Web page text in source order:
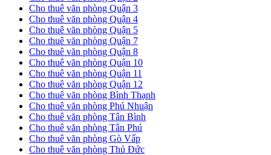
Cho thuê văn phòng Quận 3
Cho thuê văn phòng Quận 4
Cho thuê văn phòng Quận 5
Cho thuê văn phòng Quận 7
Cho thuê văn phòng Quận 8
Cho thuê văn phòng Quận 10
Cho thuê văn phòng Quận 11
Cho thuê văn phòng Quận 12
Cho thuê văn phòng Bình Thạnh
Cho thuê văn phòng Phú Nhuận
Cho thuê văn phòng Tân Bình
Cho thuê văn phòng Tân Phú
Cho thuê văn phòng Gò Vấp
Cho thuê văn phòng Thủ Đức